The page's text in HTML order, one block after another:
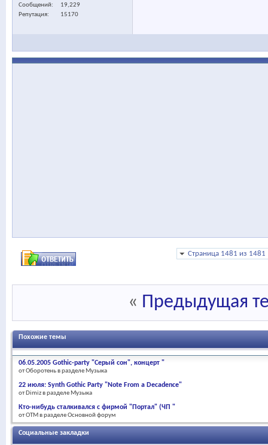
Сообщений
19,229
Репутация
15170
Страница 1481 из 1481
« Предыдущая
Похожие темы
06.05.2005 Gothic-party "Серый сон", концерт "
от Оборотень в разделе Музыка
22 июля: Synth Gothic Party "Note From a Decadence"
от Dimiz в разделе Музыка
Кто-нибудь сталкивался с фирмой "Портал" (ЧП "
от OTM в разделе Основной форум
Социальные закладки